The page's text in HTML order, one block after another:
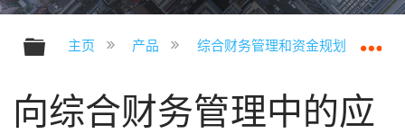
扩展/隐缩全局层次
主页 产品 综合财务管理和资金规划
向综合财务管理中的应